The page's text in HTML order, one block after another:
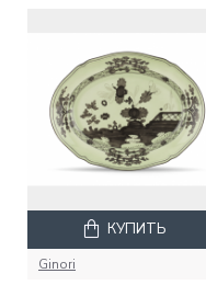
Ginori
КУПИТЬ